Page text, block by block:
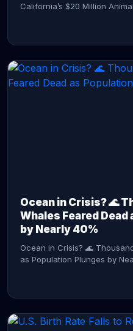
California’s $20 Million
Ocean in Crisis? 🌊
Whales Feared
by Nearly 40%
Ocean in Crisis? 🌊
as Population Plunges by